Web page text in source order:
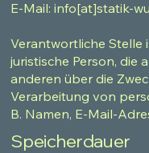
Speicherdauer
E-Mail: info[at]statik-
Verantwortliche Stelle
juristische Person, die
anderen über die
Verarbeitung von
B. Namen, E-Mail-